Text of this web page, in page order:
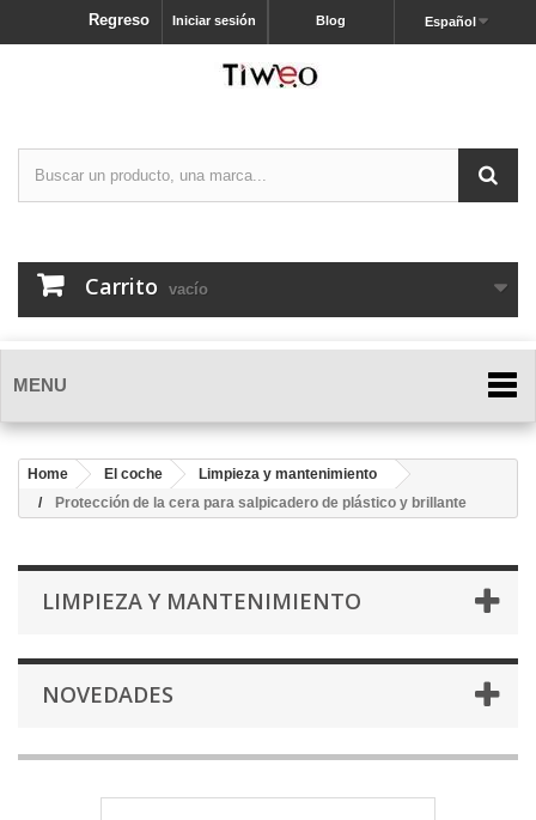
Español
Blog
Iniciar sesión
Regreso
Carrito vacío
MENU
Home El coche
Limpieza y mantenimiento
Protección de la cera para salpicadero de plástico y brillante
LIMPIEZA Y MANTENIMIENTO
NOVEDADES